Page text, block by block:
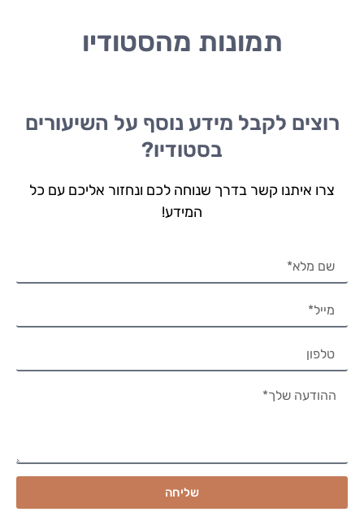
תמונות מהסטודיו
רוצים לקבל מידע נוסף על השיעורים
בסטודיו?
צרו איתנו קשר בדרך שנוחה לכם ונחזור אליכם עם כל
המידע!
שליחה